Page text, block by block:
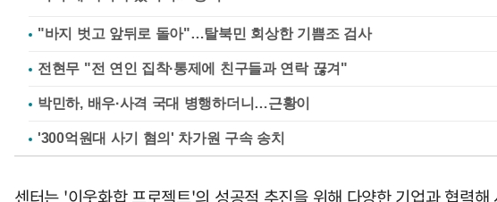
"바지 벗고 앞뒤로 돌아"…탈북민 회상한 기쁨조 검사
전현무 "전 연인 집착·통제에 친구들과 연락 끊겨"
박민하, 배우·사격 국대 병행하더니…근황이
'300억원대 사기 혐의' 차가원 구속 송치
센터는 '이웃화합 프로젝트'의 성공적 추진을 위해 다양한 기업과 협력